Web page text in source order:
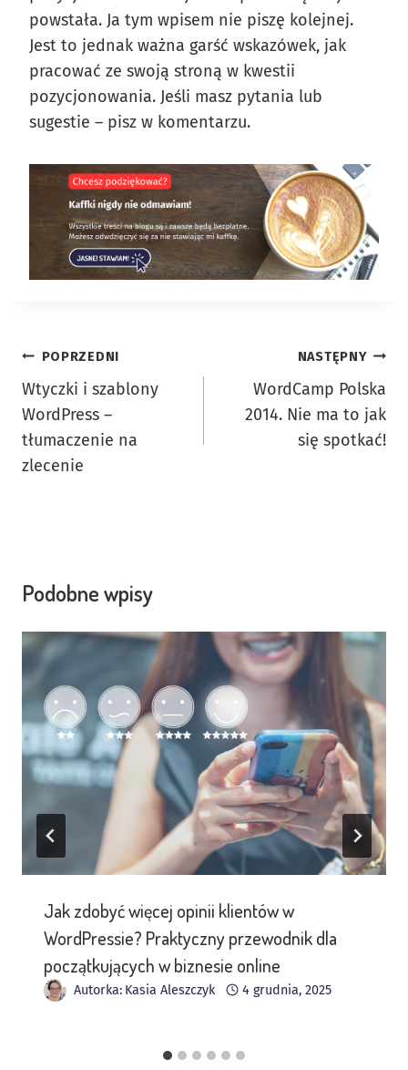
powstała. Ja tym wpisem nie piszę kolejnej.
Jest to jednak ważna garść wskazówek, jak
pracować ze swoją stroną w kwestii
pozycjonowania. Jeśli masz pytania lub
sugestie – pisz w komentarzu.
Nawigacja
wpisu
POPRZEDNI
Wtyczki i szablony
WordPress –
tłumaczenie na
zlecenie
NASTĘPNY
WordCamp Polska
2014. Nie ma to jak
się spotkać!
Podobne wpisy
Jak zdobyć więcej opinii klientów w
WordPressie? Praktyczny przewodnik dla
początkujących w biznesie online
Autorka: Kasia Aleszczyk 4 grudnia, 2025